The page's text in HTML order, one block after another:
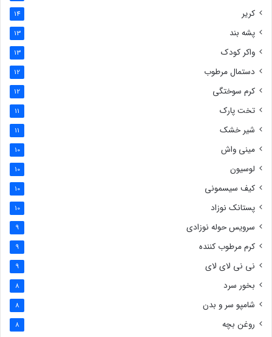
کریر 14
پشه بند 13
واکر کودک 13
دستمال مرطوب 12
کرم سوختگی 12
تخت پارک 11
شیر خشک 11
مینی واش 10
لوسیون 10
کیف سیسمونی 10
پستانک نوزاد 10
سرویس حوله نوزادی 9
کرم مرطوب کننده 9
نی نی لای لای 9
بخور سرد 8
شامپو سر و بدن 8
روغن بچه 8